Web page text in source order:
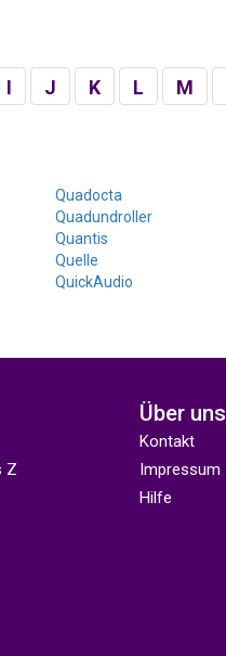
I J K L M
Quadocta
Quadundroller
Quantis
Quelle
QuickAudio
Z
Über uns
Kontakt
Impressum
Hilfe